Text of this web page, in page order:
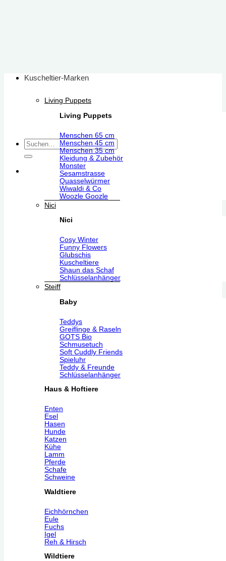
Suchen
nach:
Kuscheltier-Marken
Living Puppets
Living Puppets
Menschen 65 cm
Menschen 45 cm
Menschen 35 cm
Kleidung & Zubehör
Monster
Sesamstrasse
Quasselwürmer
Wiwaldi & Co
Woozle Goozle
Nici
Nici
Cosy Winter
Funny Flowers
Glubschis
Kuscheltiere
Shaun das Schaf
Schlüsselanhänger
Steiff
Baby
Teddys
Greiflinge & Raseln
GOTS Bio
Schmusetuch
Soft Cuddly Friends
Spieluhr
Teddy & Freunde
Schlüsselanhänger
Haus & Hoftiere
Enten
Esel
Hasen
Hunde
Katzen
Kühe
Lamm
Pferde
Schafe
Schweine
Waldtiere
Eichhörnchen
Eule
Fuchs
Igel
Reh & Hirsch
Wildtiere